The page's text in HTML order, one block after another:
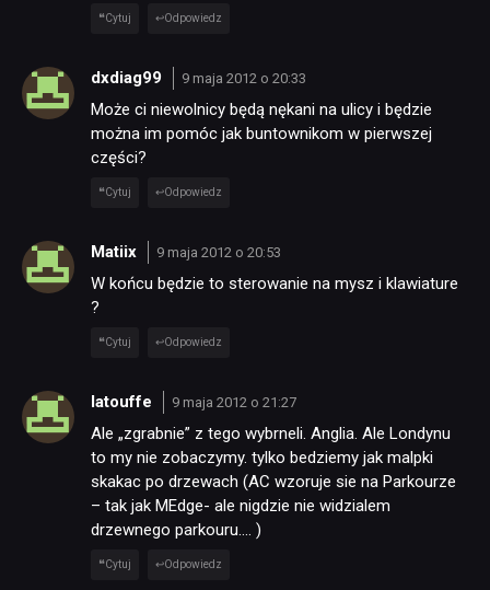
Cytuj Odpowiedz
dxdiag99 9 maja 2012 o 20:33
Może ci niewolnicy będą nękani na ulicy i będzie
można im pomóc jak buntownikom w pierwszej
części?
Cytuj Odpowiedz
Matiix 9 maja 2012 o 20:53
W końcu będzie to sterowanie na mysz i klawiature
?
Cytuj Odpowiedz
latouffe 9 maja 2012 o 21:27
Ale „zgrabnie” z tego wybrneli. Anglia. Ale Londynu
to my nie zobaczymy. tylko bedziemy jak malpki
skakac po drzewach (AC wzoruje sie na Parkourze
– tak jak MEdge- ale nigdzie nie widzialem
drzewnego parkouru…. )
Cytuj Odpowiedz